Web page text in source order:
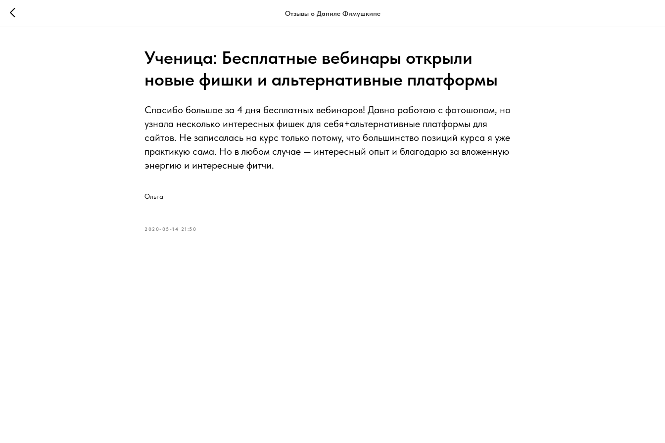
Отзывы о Даниле Фимушкине
Ученица: Бесплатные вебинары открыли
новые фишки и альтернативные платформы
Спасибо большое за 4 дня бесплатных вебинаров! Давно работаю с фотошопом, но
узнала несколько интересных фишек для себя+альтернативные платформы для
сайтов. Не записалась на курс только потому, что большинство позиций курса я уже
практикую сама. Но в любом случае — интересный опыт и благодарю за вложенную
энергию и интересные фитчи.
Ольга
2020-05-14 21:50